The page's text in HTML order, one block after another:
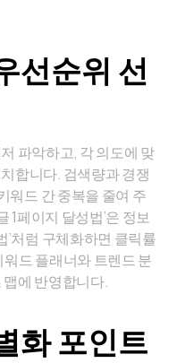
선순위 선
파악하고, 각 의도에 맞
합니다. 검색량과 경쟁
워드 간 중복을 줄여 주
1페이지 달성법’은 정보
’처럼 구체화하면 클릭률
드 플래너와 트렌드 분
에 반영합니다.
화 포인트